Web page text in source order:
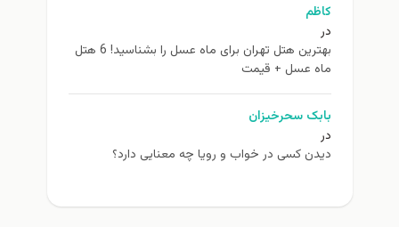
کاظم
در
بهترین هتل تهران برای ماه عسل را بشناسید! 6 هتل
ماه عسل + قیمت
بابک سحرخیزان
در
دیدن کسی در خواب و رویا چه معنایی دارد؟